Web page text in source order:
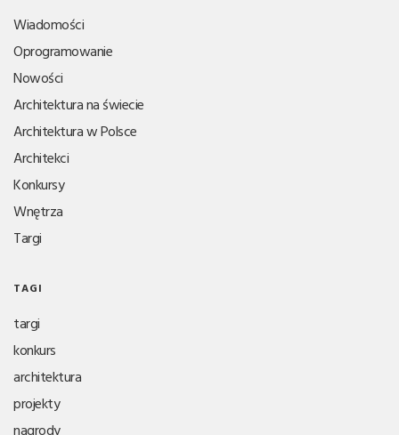
Wiadomości
Oprogramowanie
Nowości
Architektura na świecie
Architektura w Polsce
Architekci
Konkursy
Wnętrza
Targi
TAGI
targi
konkurs
architektura
projekty
nagrody